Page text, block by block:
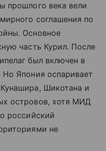
прошлого века вели
соглашения по
Основное
часть Курил. После
был включен в
Япония оспаривает
Шикотана и
островов, хотя МИД
российский
не